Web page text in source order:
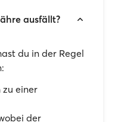
ausfällt?
du in der Regel
zu einer
der